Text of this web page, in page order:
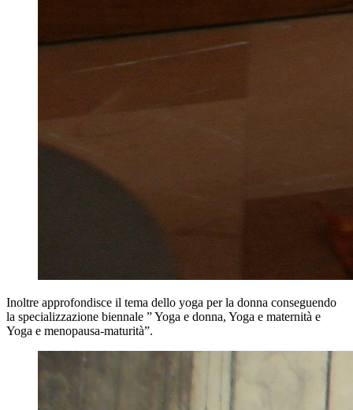
Inoltre approfondisce il tema dello yoga per la donna conseguendo
la specializzazione biennale ” Yoga e donna, Yoga e maternità e
Yoga e menopausa-maturità”.